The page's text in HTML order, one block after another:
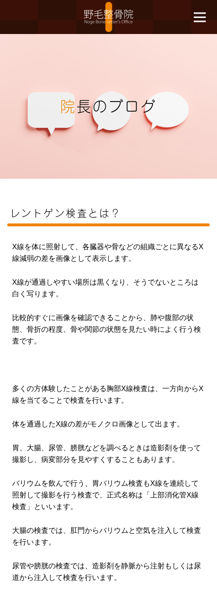
院長のブログ
レントゲン検査とは？
X線を体に照射して、各臓器や骨などの組織ごとに異なるX
線減弱の差を画像として表示します。
X線が通過しやすい場所は黒くなり、そうでないところは
白く写ります。
比較的すぐに画像を確認できることから、肺や腹部の状
態、骨折の程度、骨や関節の状態を見たい時によく行う検
査です。
多くの方体験したことがある胸部X線検査は、一方向からX
線を当てることで検査を行います。
体を通過したX線の差がモノクロ画像として出ます。
胃、大腸、尿管、膀胱などを調べるときは造影剤を使って
撮影し、病変部分を見やすくすることもあります。
バリウムを飲んで行う、胃バリウム検査もX線を連続して
照射して撮影を行う検査で、正式名称は「上部消化管X線
検査」といいます。
大腸の検査では、肛門からバリウムと空気を注入して検査
を行います。
尿管や膀胱の検査では、造影剤を静脈から注射もしくは尿
道から注入して検査を行います。